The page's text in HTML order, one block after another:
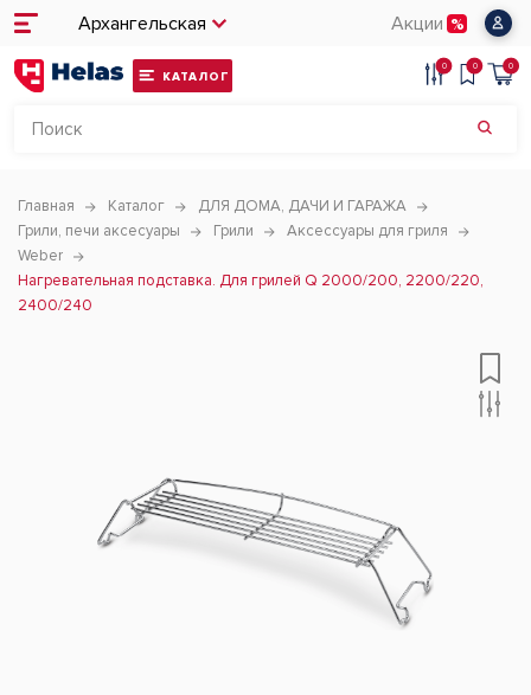
Архангельская Акции
КАТАЛОГ
0 0 0
Главная Каталог
ДЛЯ ДОМА, ДАЧИ И ГАРАЖА
Грили, печи аксесуары
Грили
Аксессуары для гриля
Weber
Нагревательная подставка. Для грилей Q 2000/200, 2200/220,
2400/240